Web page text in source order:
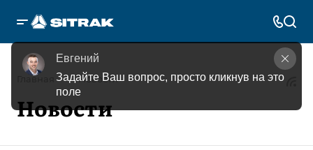
Главная — Новости
Новости
Евгений
Задайте Ваш вопрос, просто кликнув на это
поле